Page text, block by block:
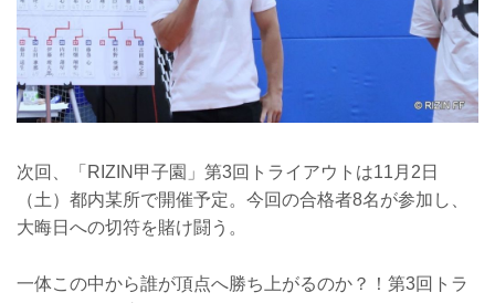
次回、「RIZIN甲子園」第3回トライアウトは11月2日
（土）都内某所で開催予定。今回の合格者8名が参加し、
大晦日への切符を賭け闘う。
一体この中から誰が頂点へ勝ち上がるのか？！第3回トラ